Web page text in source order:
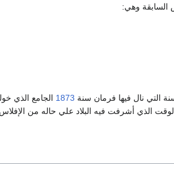
السابقة وهي:
التي نال فيها فرمان سنة 1873 الجامع الذي
الذي أشرفت فيه البلاد علي حاله من الإفلاس